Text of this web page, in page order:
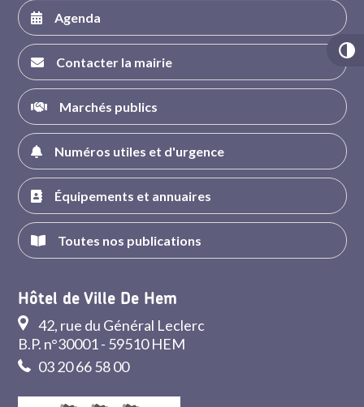
Agenda
Contacter la mairie
Marchés publics
Numéros utiles et d'urgence
Équipements et annuaires
Toutes nos publications
Hôtel de Ville De Hem
42, rue du Général Leclerc
B.P. n°30001 - 59510 HEM
03 20 66 58 00